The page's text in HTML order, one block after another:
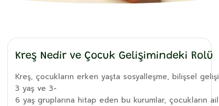
Kreş Nedir ve Çocuk Gelişimindeki Rolü
Kreş, çocukların erken yaşta sosyalleşme, bilişsel
3 yaş ve 3-
6 yaş gruplarına hitap eden bu kurumlar, çocukların